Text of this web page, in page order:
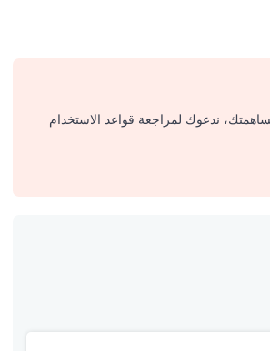
ندعوك لمراجعة قواعد الاستخدام